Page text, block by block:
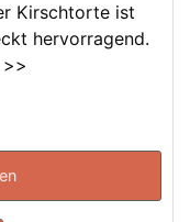
Kirschtorte ist
hervorragend.